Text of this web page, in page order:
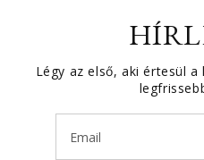
Légy az első, aki értesül